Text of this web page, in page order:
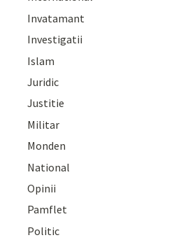
Invatamant
Investigatii
Islam
Juridic
Justitie
Militar
Monden
National
Opinii
Pamflet
Politic